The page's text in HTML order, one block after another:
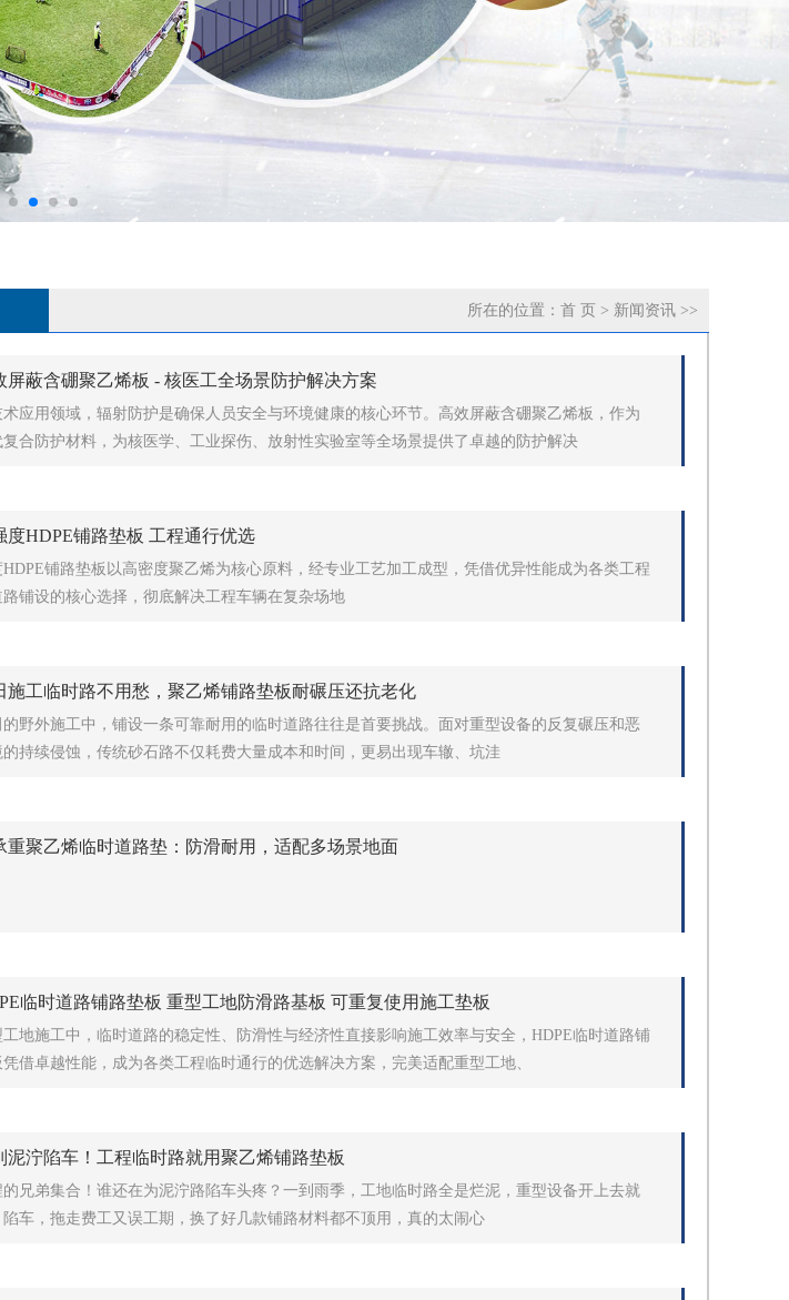
所在的位置： 首 页 > 新闻资讯 >>
屏蔽含硼聚乙烯板 - 核医工全场景防护解决方案
应用领域，辐射防护是确保人员安全与环境健康的核心环节。高效屏蔽含硼聚乙烯板，作为
复合防护材料，为核医学、工业探伤、放射性实验室等全场景提供了卓越的防护解决
度HDPE铺路垫板 工程通行优选
HDPE铺路垫板以高密度聚乙烯为核心原料，经专业工艺加工成型，凭借优异性能成为各类工程
路铺设的核心选择，彻底解决工程车辆在复杂场地
施工临时路不用愁，聚乙烯铺路垫板耐碾压还抗老化
野外施工中，铺设一条可靠耐用的临时道路往往是首要挑战。面对重型设备的反复碾压和恶
持续侵蚀，传统砂石路不仅耗费大量成本和时间，更易出现车辙、坑洼
重聚乙烯临时道路垫：防滑耐用，适配多场景地面
临时道路铺路垫板 重型工地防滑路基板 可重复使用施工垫板
地施工中，临时道路的稳定性、防滑性与经济性直接影响施工效率与安全，HDPE临时道路铺
凭借卓越性能，成为各类工程临时通行的优选解决方案，完美适配重型工地、
泥泞陷车！工程临时路就用聚乙烯铺路垫板
兄弟集合！谁还在为泥泞路陷车头疼？一到雨季，工地临时路全是烂泥，重型设备开上去就
车，拖走费工又误工期，换了好几款铺路材料都不顶用，真的太闹心